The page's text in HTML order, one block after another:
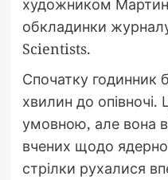
обкладинки
Scientists.
Спочатку годинник
хвилин до опівночі.
умовною, але вона
вчених щодо
стрілки рухалися